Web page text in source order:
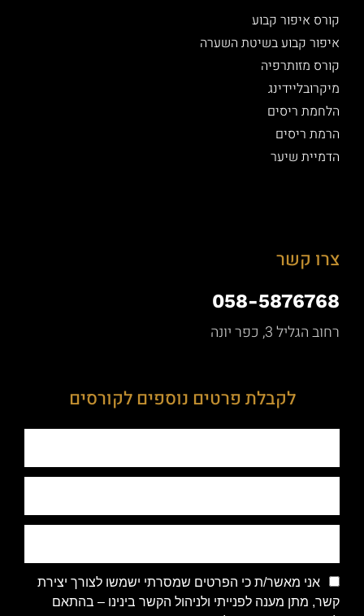
קורס איפור קבוע
איפור קבוע בשיטת השערה
קורס מזותרפיה
מיקרובליידינג
הלחמת ריסים
הרמת ריסים
הדמיית שיער
צרו קשר
058-5876768
רחוב הגליל 3, כפר יונה
לקבלת פרטים נוספים לקורסים
אני מאשר/ת כי הפרטים שמסרתי ישמשו לצורך יצירת
קשר, מתן מענה לפנייתי ולניהול הקשר בינינו – בהתאם